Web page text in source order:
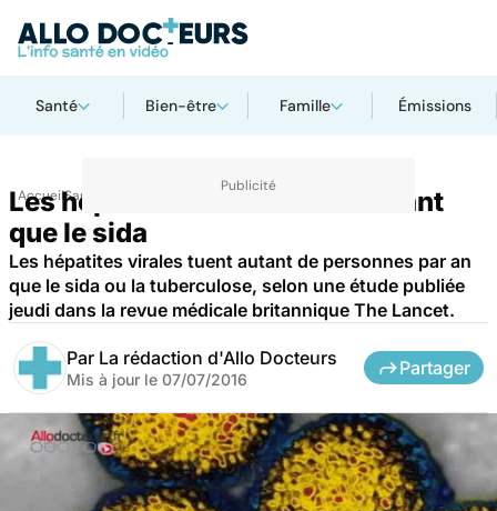
Santé Bien-être Famille Émissions
AccueilSanté
Les hépatites virales tuent autant
que le sida
Les hépatites virales tuent autant de personnes par an
que le sida ou la tuberculose, selon une étude publiée
jeudi dans la revue médicale britannique The Lancet.
Par La rédaction d'Allo Docteurs
Mis à jour le 07/07/2016
Partager